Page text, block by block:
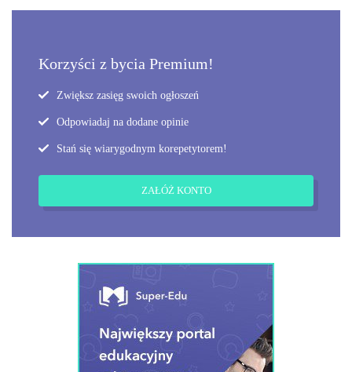
Korzyści z bycia Premium!
Zwiększ zasięg swoich ogłoszeń
Odpowiadaj na dodane opinie
Stań się wiarygodnym korepetytorem!
ZAŁÓŻ KONTO